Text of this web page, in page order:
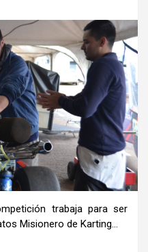
trabaja para ser
Misionero de Karting…